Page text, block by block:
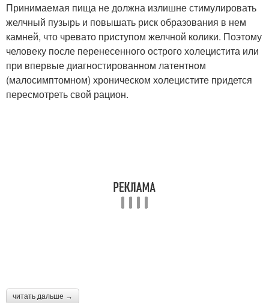
Принимаемая пища не должна излишне стимулировать
желчный пузырь и повышать риск образования в нем
камней, что чревато приступом желчной колики. Поэтому
человеку после перенесенного острого холецистита или
при впервые диагностированном латентном
(малосимптомном) хроническом холецистите придется
пересмотреть свой рацион.
читать дальше →